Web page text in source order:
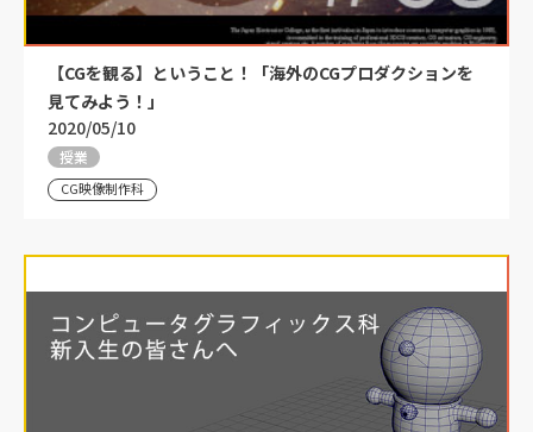
【CGを観る】ということ！「海外のCGプロダクションを
見てみよう！」
2020/05/10
授業
CG映像制作科